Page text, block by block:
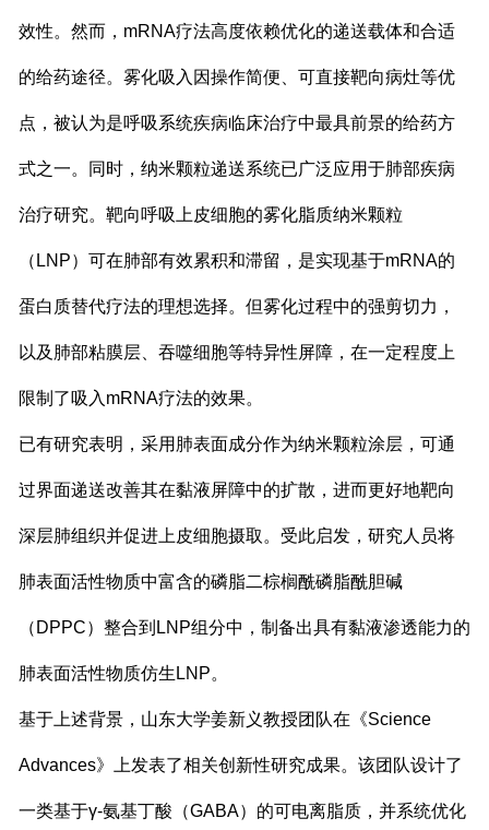
效性。然而，mRNA疗法高度依赖优化的递送载体和合适
的给药途径。雾化吸入因操作简便、可直接靶向病灶等优
点，被认为是呼吸系统疾病临床治疗中最具前景的给药方
式之一。同时，纳米颗粒递送系统已广泛应用于肺部疾病
治疗研究。靶向呼吸上皮细胞的雾化脂质纳米颗粒
（LNP）可在肺部有效累积和滞留，是实现基于mRNA的
蛋白质替代疗法的理想选择。但雾化过程中的强剪切力，
以及肺部粘膜层、吞噬细胞等特异性屏障，在一定程度上
限制了吸入mRNA疗法的效果。
已有研究表明，采用肺表面成分作为纳米颗粒涂层，可通
过界面递送改善其在黏液屏障中的扩散，进而更好地靶向
深层肺组织并促进上皮细胞摄取。受此启发，研究人员将
肺表面活性物质中富含的磷脂二棕榈酰磷脂酰胆碱
（DPPC）整合到LNP组分中，制备出具有黏液渗透能力的
肺表面活性物质仿生LNP。
基于上述背景，山东大学姜新义教授团队在《Science
Advances》上发表了相关创新性研究成果。该团队设计了
一类基于γ-氨基丁酸（GABA）的可电离脂质，并系统优化